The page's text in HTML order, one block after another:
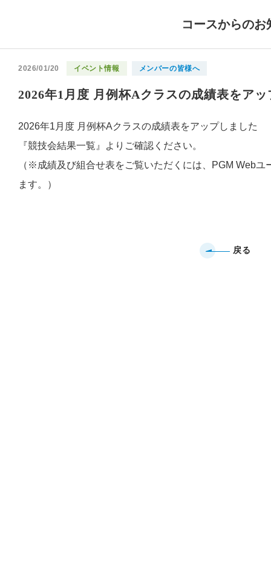
コースからのお
2026/01/20 イベント情報 メンバーの皆様へ
2026年1月度 月例杯Aクラスの成績表をア
2026年1月度 月例杯Aクラスの成績表をアップしました
『競技会結果一覧』よりご確認ください。
（※成績及び組合せ表をご覧いただくには、PGM Web
ます。）
戻る